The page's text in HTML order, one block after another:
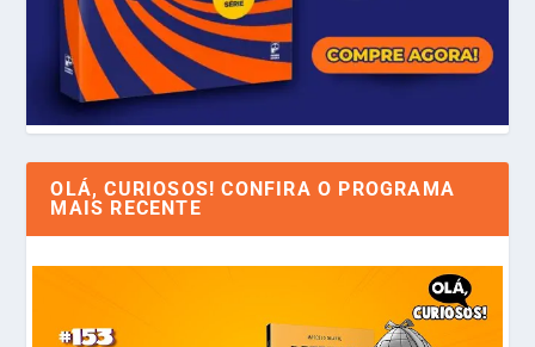
OLÁ, CURIOSOS! CONFIRA O PROGRAMA
MAIS RECENTE